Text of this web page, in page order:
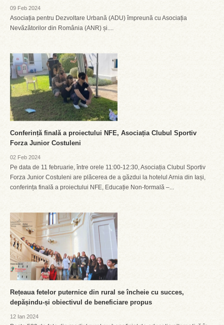
09 Feb 2024
Asociația pentru Dezvoltare Urbană (ADU) împreună cu Asociația
Nevăzătorilor din România (ANR) și....
Conferință finală a proiectului NFE, Asociația Clubul Sportiv
Forza Junior Costuleni
02 Feb 2024
Pe data de 11 februarie, între orele 11:00-12:30, Asociația Clubul Sportiv
Forza Junior Costuleni are plăcerea de a găzdui la hotelul Arnia din Iași,
conferința finală a proiectului NFE, Educație Non-formală –...
Rețeaua fetelor puternice din rural se încheie cu succes,
depășindu-și obiectivul de beneficiare propus
12 Ian 2024